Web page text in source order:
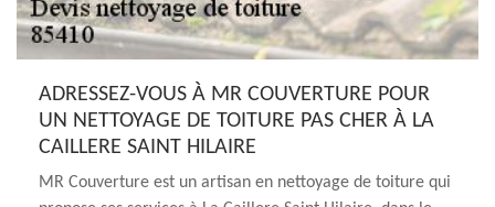
ADRESSEZ-VOUS À MR COUVERTURE POUR
UN NETTOYAGE DE TOITURE PAS CHER À LA
CAILLERE SAINT HILAIRE
MR Couverture est un artisan en nettoyage de toiture qui